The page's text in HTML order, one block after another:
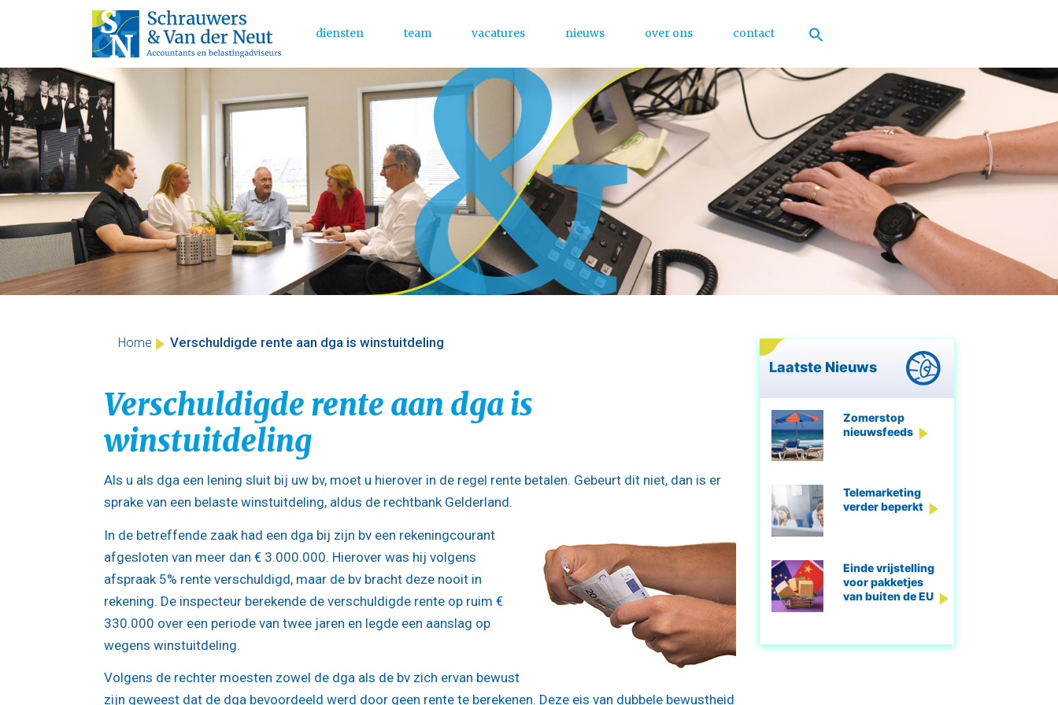
Skip
to
content
Main Menu
diensten team vacatures nieuws over ons contact
Home Verschuldigde rente aan dga is winstuitdeling
Verschuldigde rente aan dga is
winstuitdeling
Als u als dga een lening sluit bij uw bv, moet u hierover in de regel rente betalen. Gebeurt dit niet, dan is er
sprake van een belaste winstuitdeling, aldus de rechtbank Gelderland.
In de betreffende zaak had een dga bij zijn bv een rekeningcourant
afgesloten van meer dan € 3.000.000. Hierover was hij volgens
afspraak 5% rente verschuldigd, maar de bv bracht deze nooit in
rekening. De inspecteur berekende de verschuldigde rente op ruim €
330.000 over een periode van twee jaren en legde een aanslag op
wegens winstuitdeling.
Volgens de rechter moesten zowel de dga als de bv zich ervan bewust
zijn geweest dat de dga bevoordeeld werd door geen rente te berekenen. Deze eis van dubbele bewustheid
Laatste Nieuws
Zomerstop
nieuwsfeeds
Telemarketing
verder beperkt
Einde vrijstelling
voor pakketjes
van buiten de EU